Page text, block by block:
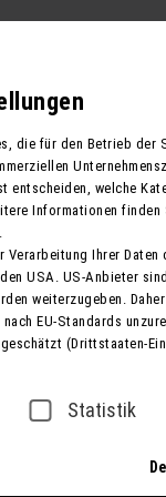
in
die für den Betrieb der
entscheiden, welche
Informationen finden
Verarbeitung Ihrer Daten
USA. US-Anbieter
weiterzugeben.
EU-Standards
(Drittstaaten-
Statistik